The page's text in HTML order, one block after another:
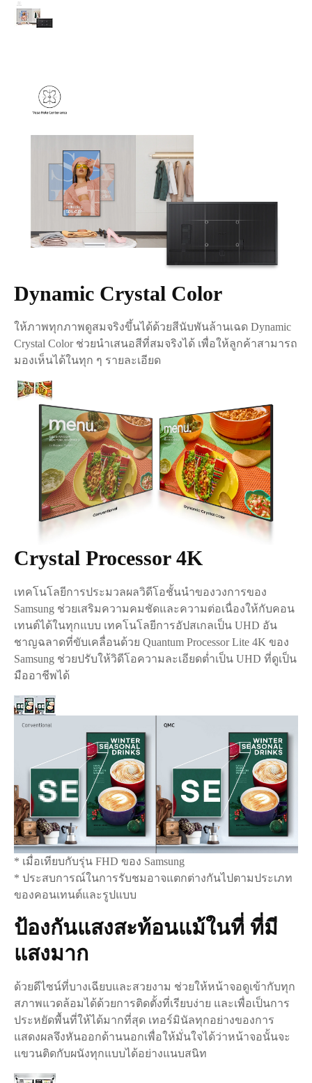
Dynamic Crystal Color
ให้ภาพทุกภาพดูสมจริงขึ้นได้ด้วยสีนับพันล้านเฉด Dynamic
Crystal Color ช่วยนำเสนอสีที่สมจริงได้ เพื่อให้ลูกค้าสามารถ
มองเห็นได้ในทุก ๆ รายละเอียด
Crystal Processor 4K
เทคโนโลยีการประมวลผลวิดีโอชั้นนำของวงการของ
Samsung ช่วยเสริมความคมชัดและความต่อเนื่องให้กับคอน
เทนต์ได้ในทุกแบบ เทคโนโลยีการอัปสเกลเป็น UHD อัน
ชาญฉลาดที่ขับเคลื่อนด้วย Quantum Processor Lite 4K ของ
Samsung ช่วยปรับให้วิดีโอความละเอียดต่ำเป็น UHD ที่ดูเป็น
มืออาชีพได้
* เมื่อเทียบกับรุ่น FHD ของ Samsung
* ประสบการณ์ในการรับชมอาจแตกต่างกันไปตามประเภท
ของคอนเทนต์และรูปแบบ
ป้องกันแสงสะท้อนแม้ในที่ ที่มี
แสงมาก
ด้วยดีไซน์ที่บางเฉียบและสวยงาม ช่วยให้หน้าจอดูเข้ากับทุก
สภาพแวดล้อมได้ด้วยการติดตั้งที่เรียบง่าย และเพื่อเป็นการ
ประหยัดพื้นที่ให้ได้มากที่สุด เทอร์มินัลทุกอย่างของการ
แสดงผลจึงหันออกด้านนอกเพื่อให้มั่นใจได้ว่าหน้าจอนั้นจะ
แขวนติดกับผนังทุกแบบได้อย่างแนบสนิท